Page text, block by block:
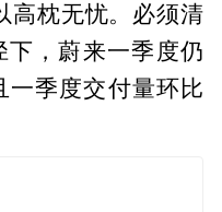
高枕无忧。必须清
下，蔚来一季度仍
一季度交付量环比